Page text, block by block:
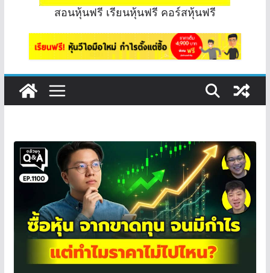
มีเงิน 8 ล้าน อยากจัดพอร์ตหุ้นปันผล
ระยะยาว อุตสาหกรรมไหนดี? | Q&A
สอนหุ้นฟรี เรียนหุ้นฟรี คอร์สหุ้นฟรี